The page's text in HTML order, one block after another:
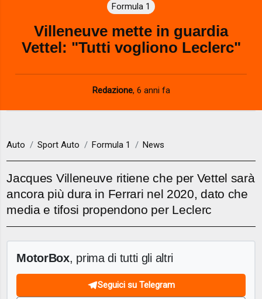
Formula 1
Villeneuve mette in guardia
Vettel: "Tutti vogliono Leclerc"
Redazione, 6 anni fa
Auto Sport Auto Formula 1 News
Jacques Villeneuve ritiene che per Vettel sarà
ancora più dura in Ferrari nel 2020, dato che
media e tifosi propendono per Leclerc
MotorBox, prima di tutti gli altri
Seguici su Telegram